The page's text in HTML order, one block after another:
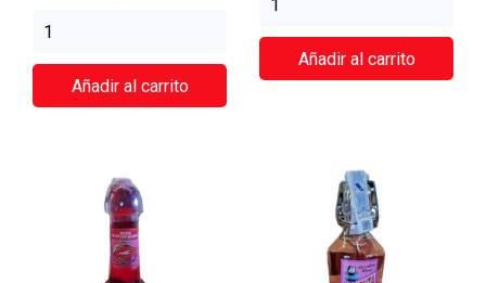
Añadir al carrito
Añadir al carrito